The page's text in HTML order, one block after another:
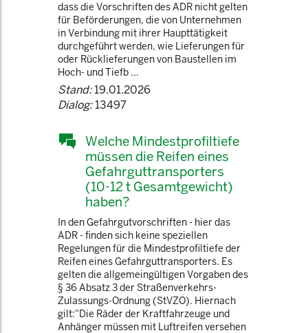
dass die Vorschriften des ADR nicht gelten
für Beförderungen, die von Unternehmen
in Verbindung mit ihrer Haupttätigkeit
durchgeführt werden, wie Lieferungen für
oder Rücklieferungen von Baustellen im
Hoch- und Tiefb ...
Stand:19.01.2026
Dialog:13497
Welche Mindestprofiltiefe
müssen die Reifen eines
Gefahrguttransporters
(10-12 t Gesamtgewicht)
haben?
In den Gefahrgutvorschriften - hier das
ADR - finden sich keine speziellen
Regelungen für die Mindestprofiltiefe der
Reifen eines Gefahrguttransporters. Es
gelten die allgemeingültigen Vorgaben des
§ 36 Absatz 3 der Straßenverkehrs-
Zulassungs-Ordnung (StVZO). Hiernach
gilt:"Die Räder der Kraftfahrzeuge und
Anhänger müssen mit Luftreifen versehen